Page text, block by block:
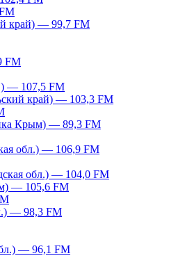
край) — 99,7 FM
FM
— 107,5 FM
край) — 103,3 FM
Крым) — 89,3 FM
обл.) — 106,9 FM
обл.) — 104,0 FM
— 105,6 FM
— 98,3 FM
— 96,1 FM